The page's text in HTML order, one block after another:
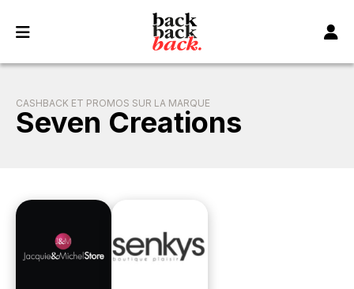
CASHBACK ET PROMOS SUR LA MARQUE
Seven Creations